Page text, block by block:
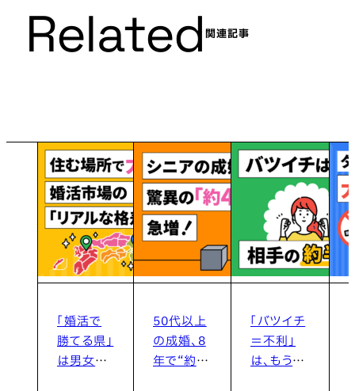
Related関連記事
「婚活で
勝てる県」
は男女で
50代以上
の成婚、8
年で“約4
「バツイチ
＝不利」
は、もう古